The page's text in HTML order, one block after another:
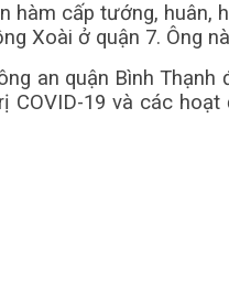
hàm cấp tướng,
Xoài ở quận 7. Ông
an quận Bình
19 và các